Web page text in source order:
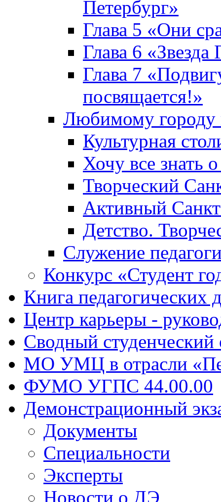
Петербург»
Глава 5 «Они
Глава 6 «Звезда
Глава 7
посвящается!»
Любимому городу
Культурная
Хочу все знать
Творческий
Активный
Детство.
Служение
Конкурс «Студент
Книга педагогических
Центр карьеры -
Сводный
МО УМЦ в отрасли
ФУМО УГПС 44.00.00
Демонстрационный
Документы
Специальности
Эксперты
Новости о ДЭ